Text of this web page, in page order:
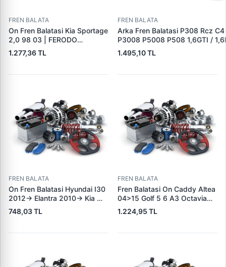
FREN BALATA
On Fren Balatasi Kia Sportage
2,0 98 03 | FERODO
FDB1536 | OEM
0K0453323Z
1.277,36 TL
FREN BALATA
Arka Fren Balatasi P308 Rcz
P3008 P5008 P508 1,6GTI /
2,0HDI 07 / 10> | TRW
1.495,10 TL
FREN BALATA
On Fren Balatasi Hyundai I30
2012-> Elantra 2010-> Kia
Ceed 2012-> | GRAP 94166 |
OEM 581012VA00
748,03 TL
FREN BALATA
Fren Balatasi On Caddy Altea
04>15 Golf 5 6 A3 Octavia
04>13 Jetta 06>11 Leon
06>13 Toledo 05>09 Yeti
ANS KD13 | OEM
1.224,95 TL